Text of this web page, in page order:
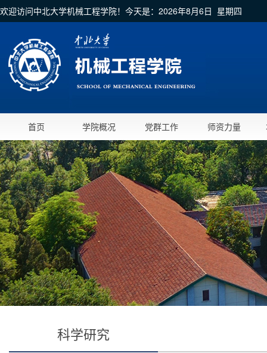
欢迎访问中北大学机械工程学院！今天是： 2026年8月6日 星期四
首页 学院概况 党群工作 师资力量
科学研究